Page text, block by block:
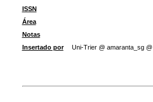
ISSN
Área
Notas
Insertado por
Uni-Trier @ amaranta_sg @